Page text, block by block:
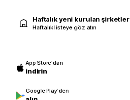
Haftalık yeni kurulan şirketler
Haftalık listeye göz atın
App Store'dan
indirin
Google Play'den